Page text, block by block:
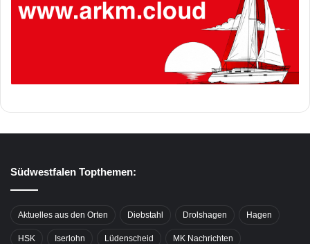
Südwestfalen Topthemen:
Aktuelles aus den Orten Diebstahl Drolshagen Hagen
HSK Iserlohn Lüdenscheid MK Nachrichten